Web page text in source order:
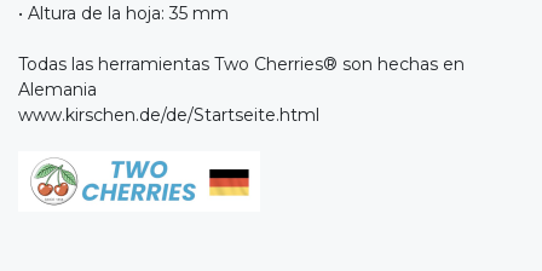
• Altura de la hoja: 35 mm
Todas las herramientas Two Cherries® son hechas en
Alemania
www.kirschen.de/de/Startseite.html